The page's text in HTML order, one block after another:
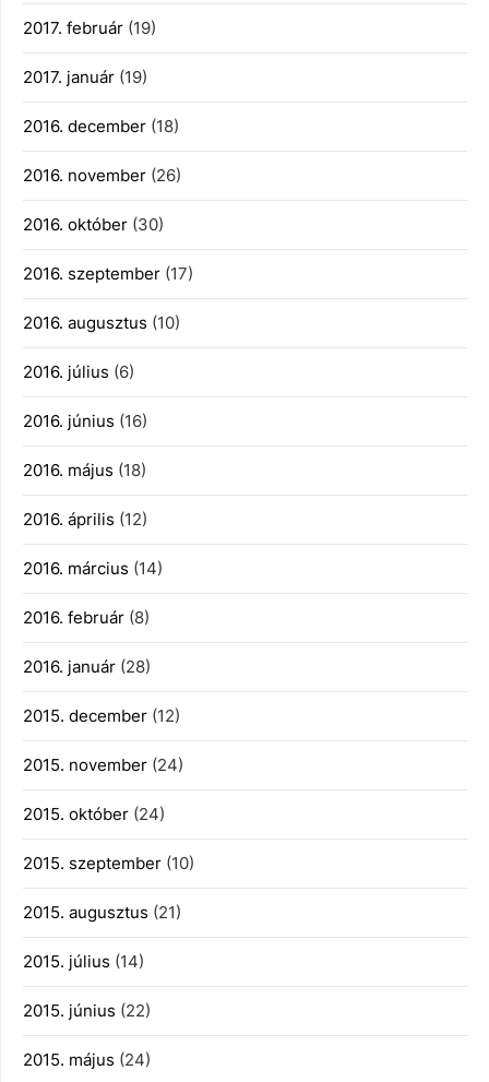
2017. február (19)
2017. január (19)
2016. december (18)
2016. november (26)
2016. október (30)
2016. szeptember (17)
2016. augusztus (10)
2016. július (6)
2016. június (16)
2016. május (18)
2016. április (12)
2016. március (14)
2016. február (8)
2016. január (28)
2015. december (12)
2015. november (24)
2015. október (24)
2015. szeptember (10)
2015. augusztus (21)
2015. július (14)
2015. június (22)
2015. május (24)